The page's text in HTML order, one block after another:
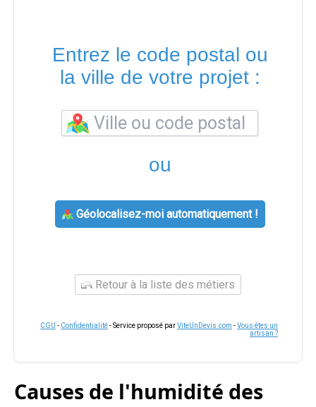
Entrez le code postal ou
la ville de votre projet :
ou
Géolocalisez-moi automatiquement !
Retour à la liste des métiers
CGU - Confidentialité- Service proposé parViteUnDevis.com -Vous êtes un
artisan ?
Causes de l'humidité des